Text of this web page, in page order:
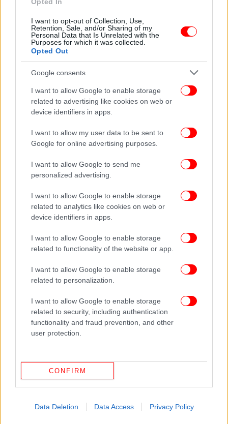
I want to opt-out of Collection, Use,
Retention, Sale, and/or Sharing of my
Personal Data that Is Unrelated with the
Purposes for which it was collected.
Opted Out
Google consents
I want to allow Google to enable storage
related to advertising like cookies on web or
device identifiers in apps.
I want to allow my user data to be sent to
Google for online advertising purposes.
I want to allow Google to send me
personalized advertising.
I want to allow Google to enable storage
related to analytics like cookies on web or
device identifiers in apps.
I want to allow Google to enable storage
related to functionality of the website or app.
I want to allow Google to enable storage
related to personalization.
I want to allow Google to enable storage
related to security, including authentication
functionality and fraud prevention, and other
user protection.
CONFIRM
Data Deletion Data Access Privacy Policy
ΠΕΡΙΣΣΟΤΕΡΑ ΒΙΝΤΕΟ
Ακολουθήστε το
πρώτοι όλες τις ειδήσεις
Δείτε όλες τις τελευταίεςΕιδήσειςαπό την Ελλάδα και τον Κόσμο,
ΔΙΑΒΑΣΤΕ ΠΕΡΙΣΣΟΤΕΡΑ ΙΡΆΝ
ΦΡΟΥΡΟΊ ΤΗΣ ΕΠΑΝΆΣΤΑΣΗΣ
ΕΜΠΟΡΙΚΟ ΠΛΟΙΟ
ΝΑΥΤΙΚΌ ΗΠΑ ΚΌΛΠΟΣ